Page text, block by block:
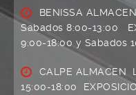
BENISSA
Sabados 8:00-13:00
9:00-18:00 y Sabados
CALPE ALMACEN
15:00-18:00